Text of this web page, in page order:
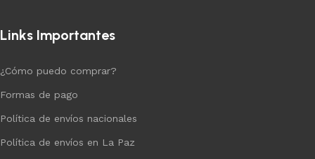
Links Importantes
¿Cómo puedo comprar?
Formas de pago
Política de envíos nacionales
Política de envíos en La Paz